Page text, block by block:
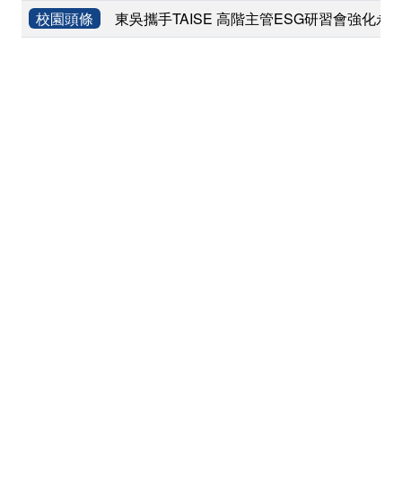
校園頭條
東吳攜手TAISE 高階主管ESG研習會強化永